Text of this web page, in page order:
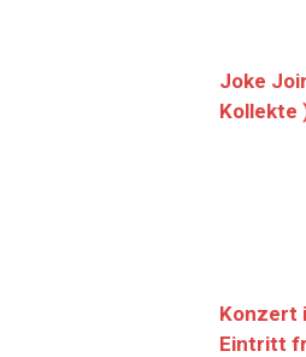
Joke
Kollekte
Konzert
Eintritt